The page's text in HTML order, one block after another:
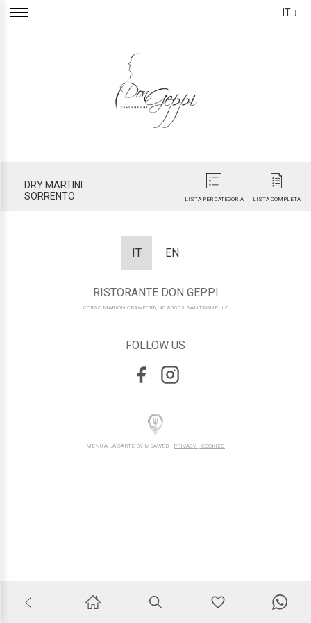
IT ↓
DRY MARTINI
SORRENTO
LISTA COMPLETA
LISTA PER CATEGORIA
IT EN
RISTORANTE DON GEPPI
CORSO MARION CRAWFORD, 40 80065 SANT'AGNELLO
FOLLOW US
MENU A LA CARTE BY MDAWEB | PRIVACY | COOKIES